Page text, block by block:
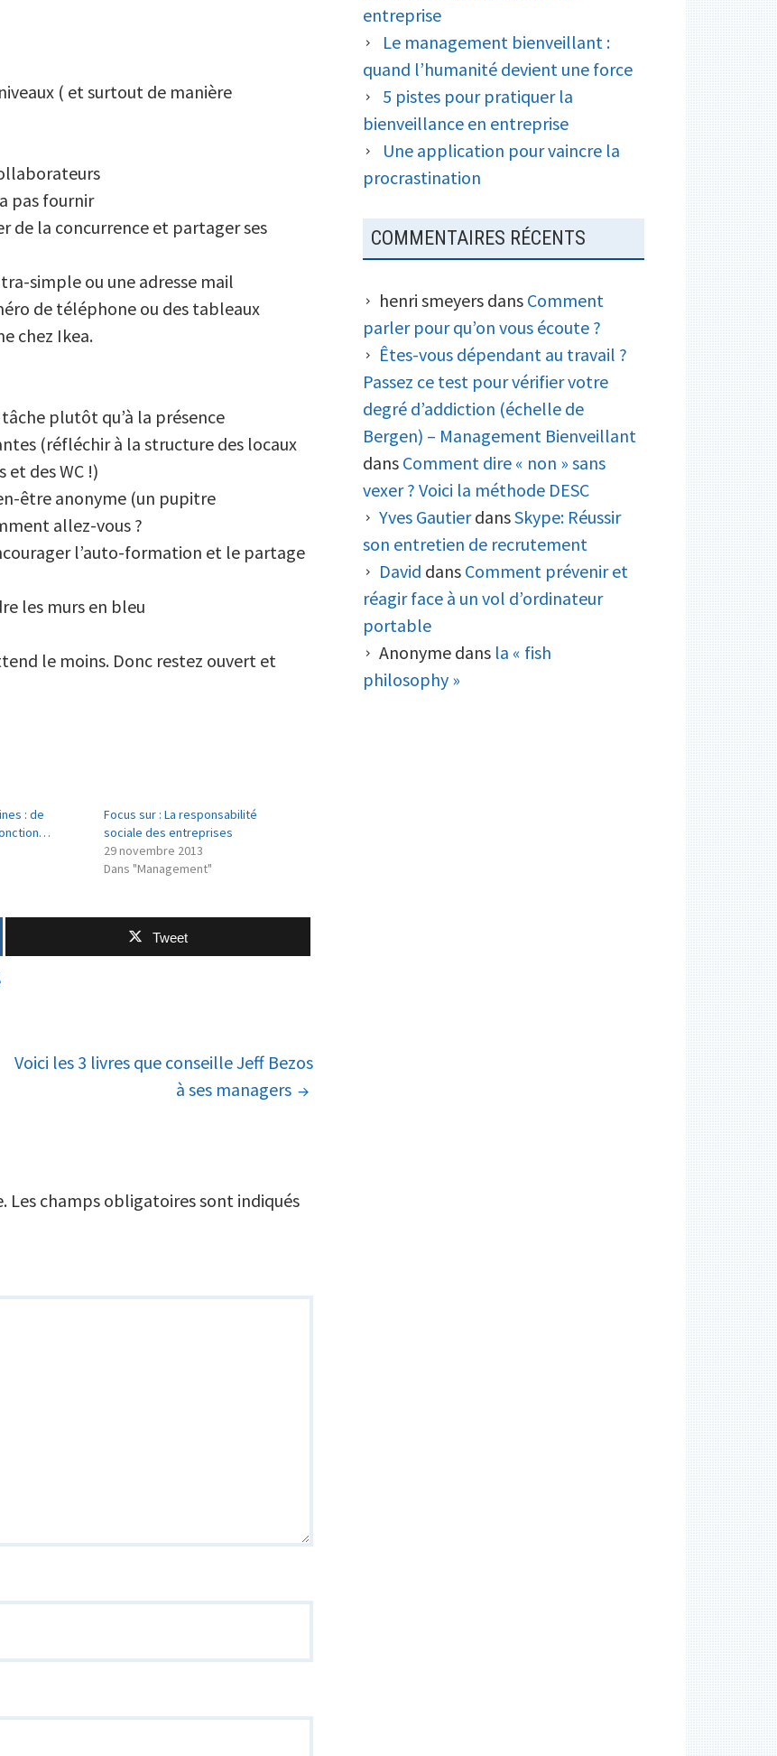
( et surtout de manière
pas fournir
de la concurrence et partager ses
simple ou une adresse mail
de téléphone ou des tableaux
chez Ikea.
plutôt qu’à la présence
(réfléchir à la structure des locaux
des WC !)
être anonyme (un pupitre
allez-vous ?
l’auto-formation et le partage
les murs en bleu
le moins. Donc restez ouvert et
: de
Focus sur : La responsabilité
sociale des entreprises
29 novembre 2013
Dans "Management"
Tweet
Voici les 3 livres que conseille Jeff Bezos
à ses managers
Les champs obligatoires sont indiqués
entreprise
Le management bienveillant :
quand l’humanité devient une force
5 pistes pour pratiquer la
bienveillance en entreprise
Une application pour vaincre la
procrastination
COMMENTAIRES RÉCENTS
henri smeyersdans Comment
parler pour qu’on vous écoute ?
Êtes-vous dépendant au travail ?
Passez ce test pour vérifier votre
degré d’addiction (échelle de
Bergen) – Management Bienveillant
dans Comment dire « non » sans
vexer ? Voici la méthode DESC
Yves GautierdansSkype: Réussir
son entretien de recrutement
David dans Comment prévenir et
réagir face à un vol d’ordinateur
portable
Anonymedans la « fish
philosophy »